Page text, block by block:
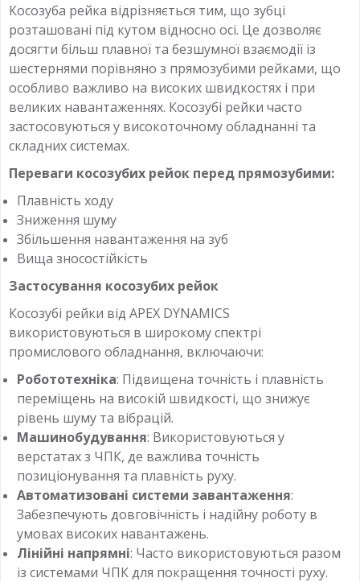
Косозуба рейка відрізняється тим, що зубці
розташовані під кутом відносно осі. Це дозволяє
досягти більш плавної та безшумної взаємодії із
шестернями порівняно з прямозубими рейками, що
особливо важливо на високих швидкостях і при
великих навантаженнях. Косозубі рейки часто
застосовуються у високоточному обладнанні та
складних системах.
Переваги косозубих рейок перед прямозубими:
Плавність ходу
Зниження шуму
Збільшення навантаження на зуб
Вища зносостійкість
Застосування косозубих рейок
Косозубі рейки від APEX DYNAMICS
використовуються в широкому спектрі
промислового обладнання, включаючи:
Робототехніка: Підвищена точність і плавність
переміщень на високій швидкості, що знижує
рівень шуму та вібрацій.
Машинобудування: Використовуються у
верстатах з ЧПК, де важлива точність
позиціонування та плавність руху.
Автоматизовані системи завантаження:
Забезпечують довговічність і надійну роботу в
умовах високих навантажень.
Лінійні напрямні: Часто використовуються разом
із системами ЧПК для покращення точності руху.